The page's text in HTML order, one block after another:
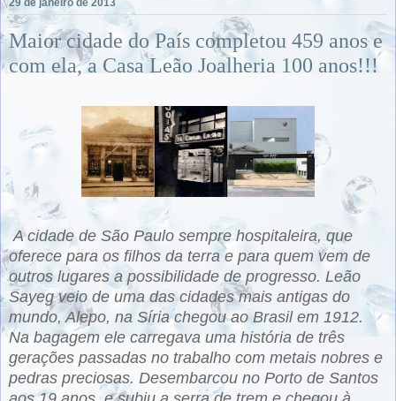
29 de janeiro de 2013
Maior cidade do País completou 459 anos e
com ela, a Casa Leão Joalheria 100 anos!!!
A cidade de São Paulo sempre hospitaleira, que
oferece para os filhos da terra e para quem vem de
outros lugares a possibilidade de progresso. Leão
Sayeg veio de uma das cidades mais antigas do
mundo, Alepo, na Síria chegou ao Brasil em 1912.
Na bagagem ele carregava uma história de três
gerações passadas no trabalho com metais nobres e
pedras preciosas. Desembarcou no Porto de Santos